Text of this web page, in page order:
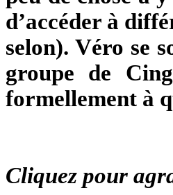
d’accéder à
selon). Véro se
groupe de
formellement à
Cliquez pour